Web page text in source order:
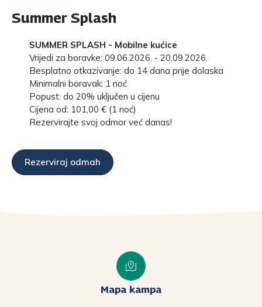
Summer Splash
SUMMER SPLASH - Mobilne kućice
Vrijedi za boravke: 09.06.2026. - 20.09.2026.
Besplatno otkazivanje: do 14 dana prije dolaska
Minimalni boravak: 1 noć
Popust: do 20% uključen u cijenu
Cijena od: 101,00 € (1 noć)
Rezervirajte svoj odmor već danas!
Rezerviraj odmah
Mapa kampa